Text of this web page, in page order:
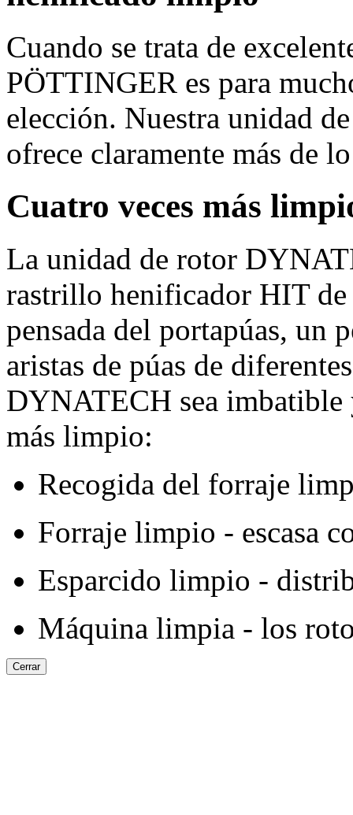
Cuando se trata de
PÖTTINGER es para
elección. Nuestra unidad
ofrece claramente más de
Cuatro veces más
La unidad de rotor
rastrillo henificador HIT
pensada del portapúas, un
aristas de púas de
DYNATECH sea imbatible
más limpio:
Recogida del forraje
Forraje limpio - escasa
Esparcido limpio -
Máquina limpia - los
Cerrar